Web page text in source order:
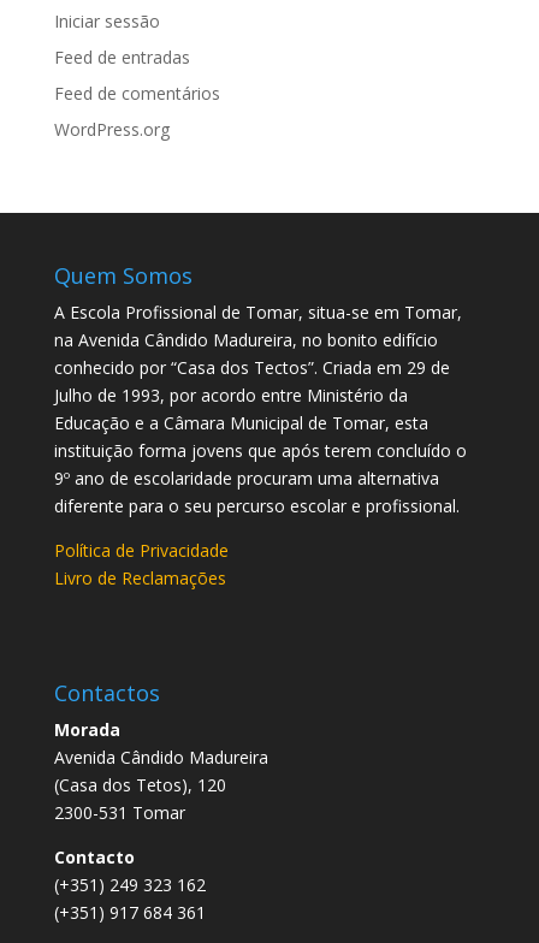
Iniciar sessão
Feed de entradas
Feed de comentários
WordPress.org
Quem Somos
A Escola Profissional de Tomar, situa-se em Tomar,
na Avenida Cândido Madureira, no bonito edifício
conhecido por “Casa dos Tectos”. Criada em 29 de
Julho de 1993, por acordo entre Ministério da
Educação e a Câmara Municipal de Tomar, esta
instituição forma jovens que após terem concluído o
9º ano de escolaridade procuram uma alternativa
diferente para o seu percurso escolar e profissional.
Política de Privacidade
Livro de Reclamações
Contactos
Morada
Avenida Cândido Madureira
(Casa dos Tetos), 120
2300-531 Tomar
Contacto
(+351) 249 323 162
(+351) 917 684 361